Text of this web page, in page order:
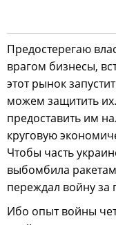
Предостерегаю
врагом бизнесы,
этот рынок
можем защитить
предоставить им
круговую
Чтобы часть
выбомбила
переждал войну за
Ибо опыт войны